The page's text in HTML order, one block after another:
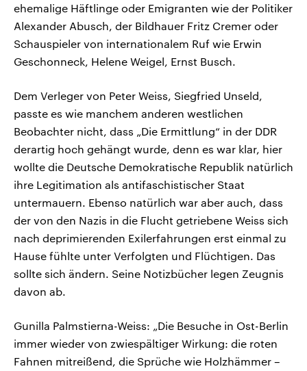
ehemalige Häftlinge oder Emigranten wie der Politiker
Alexander Abusch, der Bildhauer Fritz Cremer oder
Schauspieler von internationalem Ruf wie Erwin
Geschonneck, Helene Weigel, Ernst Busch.
Dem Verleger von Peter Weiss, Siegfried Unseld,
passte es wie manchem anderen westlichen
Beobachter nicht, dass „Die Ermittlung“ in der DDR
derartig hoch gehängt wurde, denn es war klar, hier
wollte die Deutsche Demokratische Republik natürlich
ihre Legitimation als antifaschistischer Staat
untermauern. Ebenso natürlich war aber auch, dass
der von den Nazis in die Flucht getriebene Weiss sich
nach deprimierenden Exilerfahrungen erst einmal zu
Hause fühlte unter Verfolgten und Flüchtigen. Das
sollte sich ändern. Seine Notizbücher legen Zeugnis
davon ab.
Gunilla Palmstierna-Weiss: „Die Besuche in Ost-Berlin
immer wieder von zwiespältiger Wirkung: die roten
Fahnen mitreißend, die Sprüche wie Holzhämmer –